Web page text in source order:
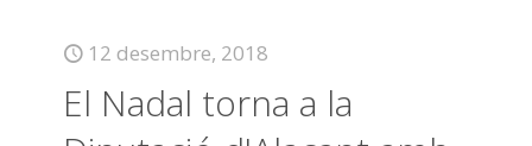
12 desembre, 2018
El Nadal torna a la